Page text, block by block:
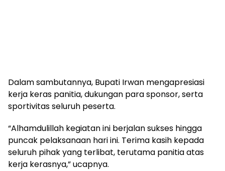
Dalam sambutannya, Bupati Irwan mengapresiasi
kerja keras panitia, dukungan para sponsor, serta
sportivitas seluruh peserta.
“Alhamdulillah kegiatan ini berjalan sukses hingga
puncak pelaksanaan hari ini. Terima kasih kepada
seluruh pihak yang terlibat, terutama panitia atas
kerja kerasnya,” ucapnya.